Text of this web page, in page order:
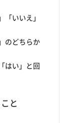
「いいえ」
のどちらか
はい」と回
と